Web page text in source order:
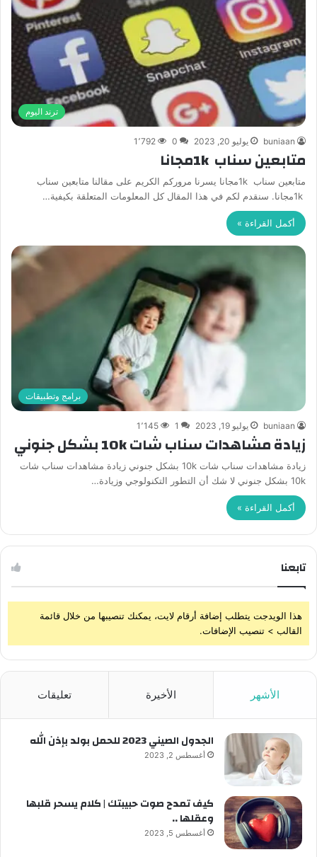
ترند اليوم
buniaan يوليو 20, 2023 0 1٬792
متابعين سناب 1kمجانا
متابعين سناب 1kمجانا يسرنا مروركم الكريم على مقالنا متابعين سناب
أكمل القراءة »
برامج وتطبيقات
buniaan يوليو 19, 2023 1 1٬145
زيادة مشاهدات سناب شات 10k بشكل جنوني
زيادة مشاهدات سناب شات 10k بشكل جنوني زيادة مشاهدات سناب شات
10k بشكل جنوني لا شك أن التطور التكنولوجي وزيادة…
أكمل القراءة »
تابعنا
هذا الويدجت يتطلب إضافة أرقام لايت، يمكنك تنصيبها من خلال قائمة
القالب > تنصيب الإضافات.
الأشهر الأخيرة تعليقات
الجدول الصيني 2023 للحمل بولد بإذن الله
أغسطس 2, 2023
كيف تمدح صوت حبيبتك | كلام يسحر قلبها
وعقلها ..
أغسطس 5, 2023